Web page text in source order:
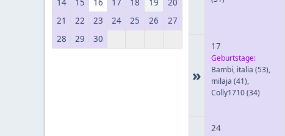
14
15 16 17 18 19
20
21
22 23 24 25 26
27
28
29 30
»
17
Geburtstage:
Bambi, italia (53),
milaja (41),
Colly1710(34)
24